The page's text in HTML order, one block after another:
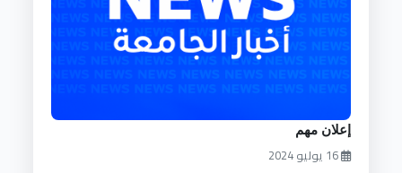
إعلان مهم
16 يوليو 2024